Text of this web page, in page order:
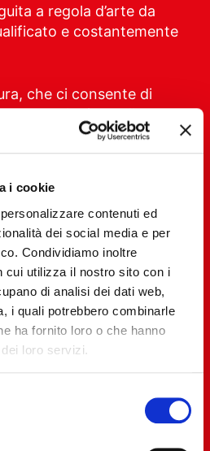
i cookie
contenuti ed
dei social media e per
Condividiamo inoltre
cui utilizza il nostro sito con i
di analisi dei dati web,
i quali potrebbero combinarle
ha fornito loro o che hanno
loro servizi.
a regola d’arte da
e costantemente
che ci consente di
tecnologico nella
per estrusione e
i nostri clienti